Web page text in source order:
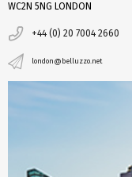
WC2N 5NG LONDON
+44 (0) 20 7004 2660
london@belluzzo.net